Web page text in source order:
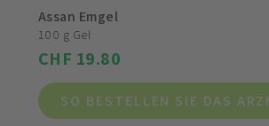
Assan Emgel
100 g Gel
CHF 19.80
SO BESTELLEN SIE DAS